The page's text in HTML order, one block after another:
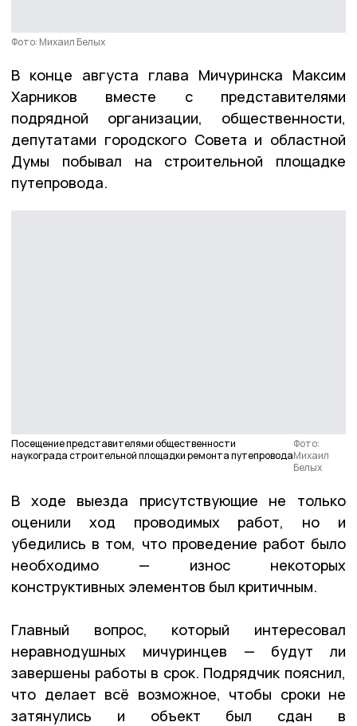
Фото: Михаил Белых
В конце августа глава Мичуринска Максим
Харников вместе с представителями
подрядной организации, общественности,
депутатами городского Совета и областной
Думы побывал на строительной площадке
путепровода.
Посещение представителями общественности
наукограда строительной площадки ремонта путепровода
Фото:
Михаил
Белых
В ходе выезда присутствующие не только
оценили ход проводимых работ, но и
убедились в том, что проведение работ было
необходимо — износ некоторых
конструктивных элементов был критичным.
Главный вопрос, который интересовал
неравнодушных мичуринцев — будут ли
завершены работы в срок. Подрядчик пояснил,
что делает всё возможное, чтобы сроки не
затянулись и объект был сдан в